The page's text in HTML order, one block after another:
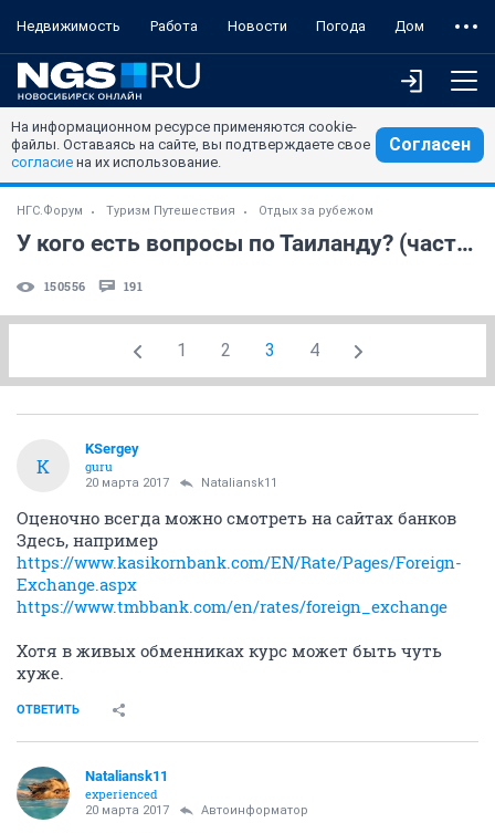
Недвижимость Работа Новости Погода Дом
На информационном ресурсе применяются cookie-
файлы. Оставаясь на сайте, вы подтверждаете свое
согласие на их использование.
Согласен
НГС.Форум Туризм Путешествия Отдых за рубежом
У кого есть вопросы по Таиланду? (часть 3)
150556 191
1 2 3 4
K
KSergey
guru
20 марта 2017 Nataliansk11
Оценочно всегда можно смотреть на сайтах банков
Здесь, например
https://www.kasikornbank.com/EN/Rate/Pages/Foreign-
Exchange.aspx
https://www.tmbbank.com/en/rates/foreign_exchange
Хотя в живых обменниках курс может быть чуть
хуже.
ОТВЕТИТЬ
Nataliansk11
experienced
20 марта 2017 Автоинформатор